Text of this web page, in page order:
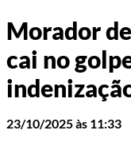
Morador
cai no
23/10/2025 às 11:33